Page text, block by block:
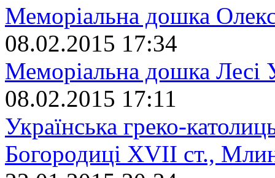
Меморіальна дошка
08.02.2015 17:34
Меморіальна дошка Лесі
08.02.2015 17:11
Українська греко-
Богородиці XVII ст.,